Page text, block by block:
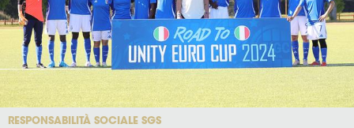
RESPONSABILITÀ SOCIALE SGS